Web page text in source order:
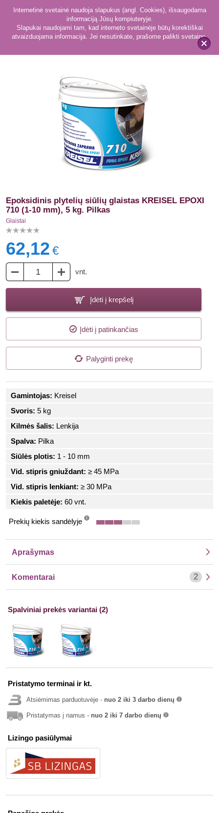
x
Internetinė svetainė naudoja slapukus (angl. Cookies), išsaugodama
informaciją Jūsų kompiuteryje.
Slapukai naudojami tam, kad interneto svetainėje būtų korektiškai
atvaizduojama informacija. Jei nesutinkate, prašome palikti svetainę.
Glaistai 142
Epoksidinis plytelių siūlių glaistas KREISEL EPOXI
710 (1-10 mm), 5 kg. Pilkas
Glaistai
62,12 €
vnt.
Įdėti į krepšelį
Įdėti į patinkančias
Palyginti prekę
Gamintojas: Kreisel
Svoris: 5 kg
Kilmės šalis: Lenkija
Spalva: Pilka
Siūlės plotis: 1 - 10 mm
Vid. stipris gniuždant: ≥ 45 MPa
Vid. stipris lenkiant: ≥ 30 MPa
Kiekis paletėje: 60 vnt.
Prekių kiekis sandėlyje
Aprašymas
Komentarai 2
Spalviniai prekės variantai (2)
Pristatymo terminai ir kt.
Atsiėmimas parduotuvėje - nuo 2 iki 3 darbo dienų
Pristatymas į namus - nuo 2 iki 7 darbo dienų
Lizingo pasiūlymai